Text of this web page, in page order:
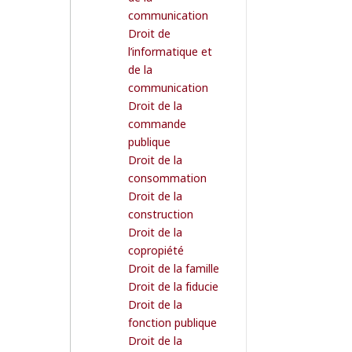
communication
Droit de
l’informatique et
de la
communication
Droit de la
commande
publique
Droit de la
consommation
Droit de la
construction
Droit de la
copropiété
Droit de la famille
Droit de la fiducie
Droit de la
fonction publique
Droit de la